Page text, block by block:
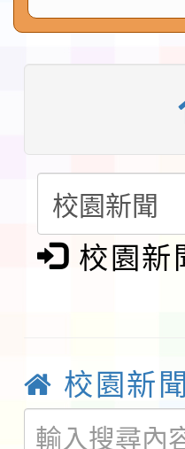
共學行
習海報
淨零綠
116學
生入學
轉知台
月29日
「抗生
會
地景藝
115年8
校園新
校園新